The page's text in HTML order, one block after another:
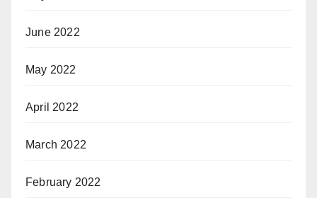
June 2022
May 2022
April 2022
March 2022
February 2022